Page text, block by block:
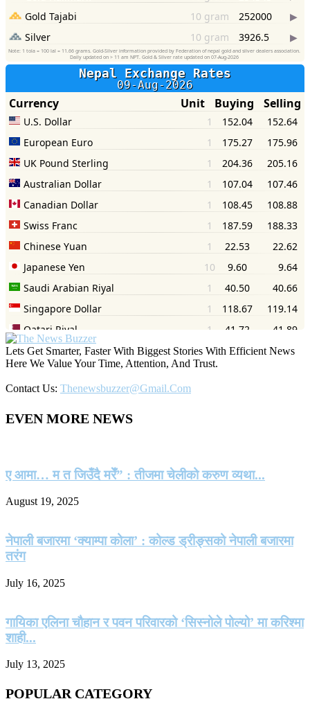
Lets Get Smarter, Faster With Biggest Stories With Efficient News
Here We Value Your Time, Attention, And Trust.
Contact Us: Thenewsbuzzer@gmail.com
EVEN MORE NEWS
ए आमा… म त जिउँदै मरेँ” : तीजमा चेलीको करुण व्यथा...
August 19, 2025
नेपाली बजारमा ‘क्याम्पा कोला’ : कोल्ड ड्रीङ्सको नेपाली बजारमा
तरंग
July 16, 2025
गायिका एलिना चौहान र पवन परिवारको ‘सिस्नोले पोल्यो’ मा करिश्मा
शाही...
July 13, 2025
POPULAR CATEGORY